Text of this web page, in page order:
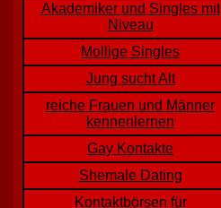
Akademiker und Singles mit
Niveau
Mollige Singles
Jung sucht Alt
reiche Frauen und Männer
kennenlernen
Gay Kontakte
Shemale Dating
Kontaktbörsen für